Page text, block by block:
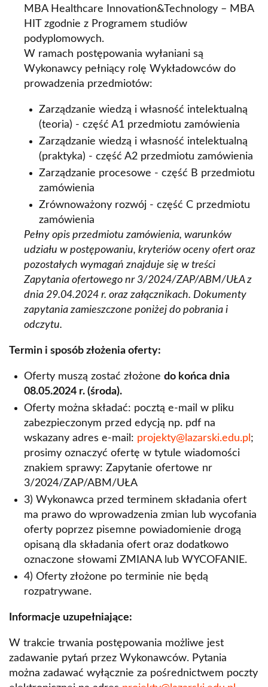
MBA Healthcare Innovation&Technology – MBA
HIT zgodnie z Programem studiów
podyplomowych.
W ramach postępowania wyłaniani są
Wykonawcy pełniący rolę Wykładowców do
prowadzenia przedmiotów:
Zarządzanie wiedzą i własność intelektualną
(teoria) - część A1 przedmiotu zamówienia
Zarządzanie wiedzą i własność intelektualną
(praktyka) - część A2 przedmiotu zamówienia
Zarządzanie procesowe - część B przedmiotu
zamówienia
Zrównoważony rozwój - część C przedmiotu
zamówienia
Pełny opis przedmiotu zamówienia, warunków
udziału w postępowaniu, kryteriów oceny ofert oraz
pozostałych wymagań znajduje się w treści
Zapytania ofertowego nr 3/2024/ZAP/ABM/UŁA z
dnia 29.04.2024 r. oraz załącznikach. Dokumenty
zapytania zamieszczone poniżej do pobrania i
odczytu.
Termin i sposób złożenia oferty:
Oferty muszą zostać złożone do końca dnia
08.05.2024 r. (środa).
Oferty można składać: pocztą e-mail w pliku
zabezpieczonym przed edycją np. pdf na
wskazany adres e-mail: projekty@lazarski.edu.pl ;
prosimy oznaczyć ofertę w tytule wiadomości
znakiem sprawy: Zapytanie ofertowe nr
3/2024/ZAP/ABM/UŁA
3) Wykonawca przed terminem składania ofert
ma prawo do wprowadzenia zmian lub wycofania
oferty poprzez pisemne powiadomienie drogą
opisaną dla składania ofert oraz dodatkowo
oznaczone słowami ZMIANA lub WYCOFANIE.
4) Oferty złożone po terminie nie będą
rozpatrywane.
Informacje uzupełniające:
W trakcie trwania postępowania możliwe jest
zadawanie pytań przez Wykonawców. Pytania
można zadawać wyłącznie za pośrednictwem poczty